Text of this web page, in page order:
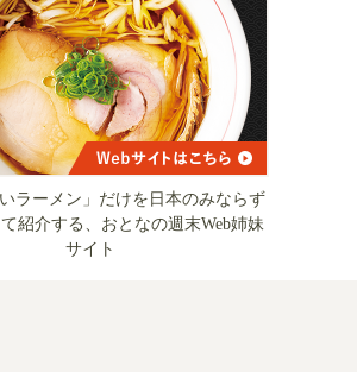
いラーメン」だけを日本のみならず
紹介する、おとなの週末Web姉妹
サイト